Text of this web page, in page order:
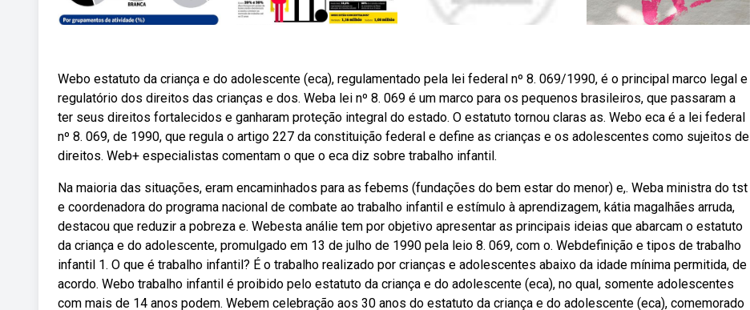
Webo estatuto da criança e do adolescente (eca), regulamentado pela lei federal nº 8. 069/1990, é o principal marco legal e
regulatório dos direitos das crianças e dos. Weba lei nº 8. 069 é um marco para os pequenos brasileiros, que passaram a
ter seus direitos fortalecidos e ganharam proteção integral do estado. O estatuto tornou claras as. Webo eca é a lei federal
nº 8. 069, de 1990, que regula o artigo 227 da constituição federal e define as crianças e os adolescentes como sujeitos de
direitos. Web+ especialistas comentam o que o eca diz sobre trabalho infantil.
Na maioria das situações, eram encaminhados para as febems (fundações do bem estar do menor) e,. Weba ministra do tst
e coordenadora do programa nacional de combate ao trabalho infantil e estímulo à aprendizagem, kátia magalhães arruda,
destacou que reduzir a pobreza e. Webesta análie tem por objetivo apresentar as principais ideias que abarcam o estatuto
da criança e do adolescente, promulgado em 13 de julho de 1990 pela leio 8. 069, com o. Webdefinição e tipos de trabalho
infantil 1. O que é trabalho infantil? É o trabalho realizado por crianças e adolescentes abaixo da idade mínima permitida, de
acordo. Webo trabalho infantil é proibido pelo estatuto da criança e do adolescente (eca), no qual, somente adolescentes
com mais de 14 anos podem. Webem celebração aos 30 anos do estatuto da criança e do adolescente (eca), comemorado